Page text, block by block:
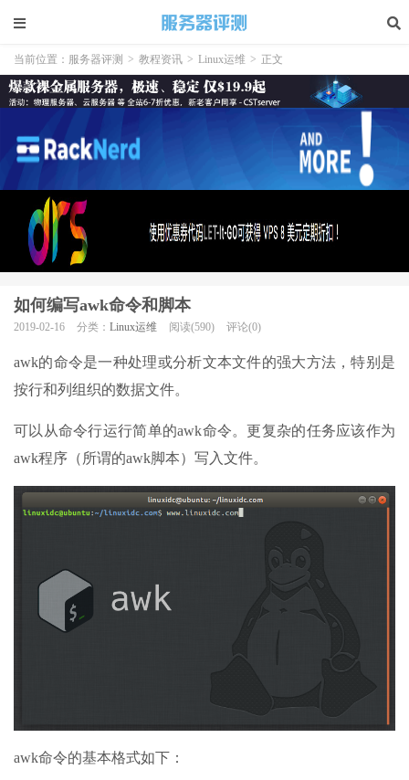
当前位置： 服务器评测 > 教程资讯 > Linux运维 > 正文
如何编写awk命令和脚本
2019-02-16 分类： Linux运维 阅读(590) 评论(0)
awk的命令是一种处理或分析文本文件的强大方法，特别是
按行和列组织的数据文件。
可以从命令行运行简单的awk命令。更复杂的任务应该作为
awk程序（所谓的awk脚本）写入文件。
awk命令的基本格式如下：